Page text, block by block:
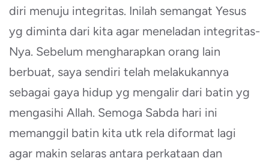
diri menuju integritas. Inilah semangat Yesus
yg diminta dari kita agar meneladan integritas-
Nya. Sebelum mengharapkan orang lain
berbuat, saya sendiri telah melakukannya
sebagai gaya hidup yg mengalir dari batin yg
mengasihi Allah. Semoga Sabda hari ini
memanggil batin kita utk rela diformat lagi
agar makin selaras antara perkataan dan